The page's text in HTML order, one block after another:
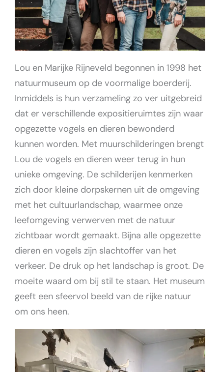
Lou en Marijke Rijneveld begonnen in 1998 het
natuurmuseum op de voormalige boerderij.
Inmiddels is hun verzameling zo ver uitgebreid
dat er verschillende expositieruimtes zijn waar
opgezette vogels en dieren bewonderd
kunnen worden. Met muurschilderingen brengt
Lou de vogels en dieren weer terug in hun
unieke omgeving. De schilderijen kenmerken
zich door kleine dorpskernen uit de omgeving
met het cultuurlandschap, waarmee onze
leefomgeving verwerven met de natuur
zichtbaar wordt gemaakt. Bijna alle opgezette
dieren en vogels zijn slachtoffer van het
verkeer. De druk op het landschap is groot. De
moeite waard om bij stil te staan. Het museum
geeft een sfeervol beeld van de rijke natuur
om ons heen.